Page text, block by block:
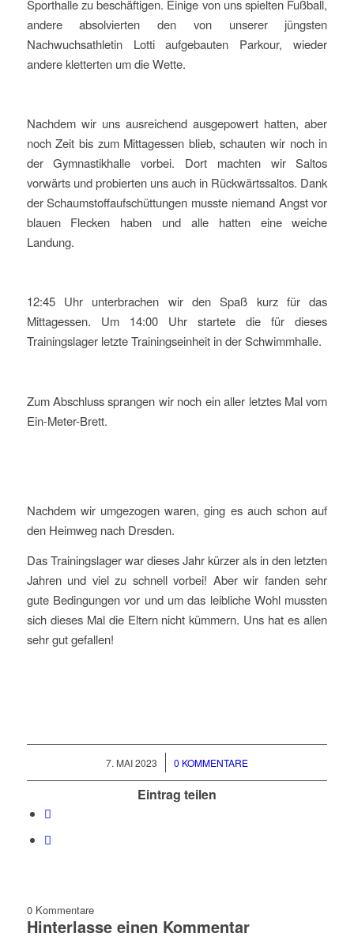
Sporthalle zu beschäftigen. Einige von uns spielten Fußball,
andere absolvierten den von unserer jüngsten
Nachwuchsathletin Lotti aufgebauten Parkour, wieder
andere kletterten um die Wette.
Nachdem wir uns ausreichend ausgepowert hatten, aber
noch Zeit bis zum Mittagessen blieb, schauten wir noch in
der Gymnastikhalle vorbei. Dort machten wir Saltos
vorwärts und probierten uns auch in Rückwärtssaltos. Dank
der Schaumstoffaufschüttungen musste niemand Angst vor
blauen Flecken haben und alle hatten eine weiche
Landung.
12:45 Uhr unterbrachen wir den Spaß kurz für das
Mittagessen. Um 14:00 Uhr startete die für dieses
Trainingslager letzte Trainingseinheit in der Schwimmhalle.
Zum Abschluss sprangen wir noch ein aller letztes Mal vom
Ein-Meter-Brett.
Nachdem wir umgezogen waren, ging es auch schon auf
den Heimweg nach Dresden.
Das Trainingslager war dieses Jahr kürzer als in den letzten
Jahren und viel zu schnell vorbei! Aber wir fanden sehr
gute Bedingungen vor und um das leibliche Wohl mussten
sich dieses Mal die Eltern nicht kümmern. Uns hat es allen
sehr gut gefallen!
7. MAI 2023
/ 0 KOMMENTARE
Eintrag teilen
0 Kommentare
Hinterlasse einen Kommentar